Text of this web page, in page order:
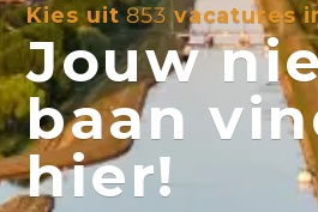
Kies uit853 vacatures
Jouw
baan
hier!